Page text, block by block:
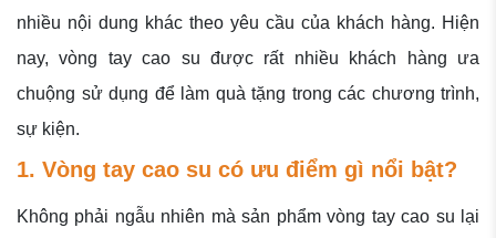
nhiều nội dung khác theo yêu cầu của khách hàng. Hiện
nay, vòng tay cao su được rất nhiều khách hàng ưa
chuộng sử dụng để làm quà tặng trong các chương trình,
sự kiện.
1. Vòng tay cao su có ưu điểm gì nổi bật?
Không phải ngẫu nhiên mà sản phẩm vòng tay cao su lại